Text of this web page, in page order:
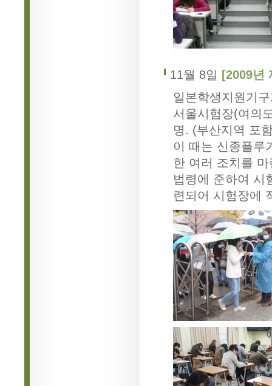
11월 8일 [2009년
일본학생지원기
서울시험장(여의
명. (부산지역 포
이 때는 신종플루
한 여러 조치를
법령에 준하여 시
련되어 시험장에